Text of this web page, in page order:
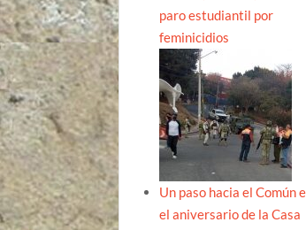
paro estudiantil por
feminicidios
Un paso hacia el Común
el aniversario de la Casa